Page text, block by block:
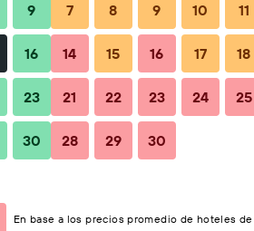
9
16
23
30
7 8 9 10 11
14 15 16 17 18
21 22 23 24 25
28 29 30
En base a los precios promedio de hoteles